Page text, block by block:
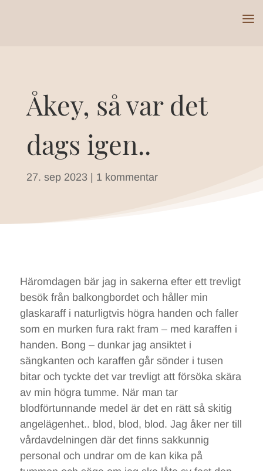
Åkey, så var det
dags igen..
27. sep 2023| 1 kommentar
Häromdagen bär jag in sakerna efter ett trevligt
besök från balkongbordet och håller min
glaskaraff i naturligtvis högra handen och faller
som en murken fura rakt fram – med karaffen i
handen. Bong – dunkar jag ansiktet i
sängkanten och karaffen går sönder i tusen
bitar och tyckte det var trevligt att försöka skära
av min högra tumme. När man tar
blodförtunnande medel är det en rätt så skitig
angelägenhet.. blod, blod, blod. Jag åker ner till
vårdavdelningen där det finns sakkunnig
personal och undrar om de kan kika på